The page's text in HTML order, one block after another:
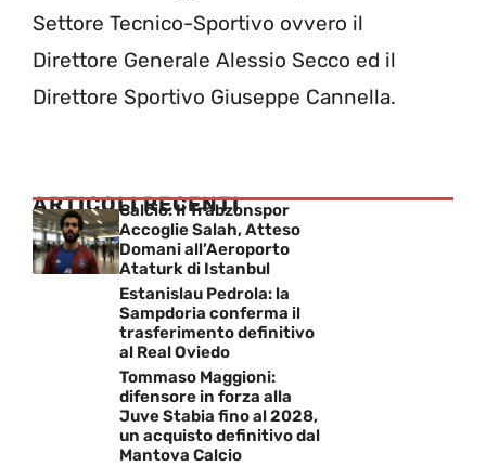
Settore Tecnico-Sportivo ovvero il
Direttore Generale Alessio Secco ed il
Direttore Sportivo Giuseppe Cannella.
ARTICOLI RECENTI
Calcio: Il Trabzonspor
Accoglie Salah, Atteso
Domani all’Aeroporto
Ataturk di Istanbul
Estanislau Pedrola: la
Sampdoria conferma il
trasferimento definitivo
al Real Oviedo
Tommaso Maggioni:
difensore in forza alla
Juve Stabia fino al 2028,
un acquisto definitivo dal
Mantova Calcio